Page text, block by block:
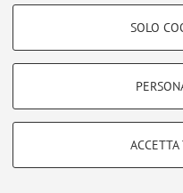
COOKIE DI
COOKIE TECNICI -
Si tratta di cookie tecnici
SOLO